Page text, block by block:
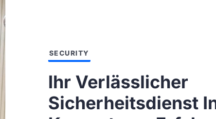
SECURITY
Ihr Verlässlicher
Sicherheitsdienst